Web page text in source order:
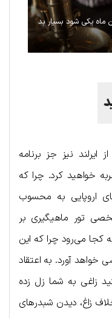
ماه یکی شود بسیار بد
ایرلند نیز جز برنامه
خواهید کرد. چرا که
اروپایی به محسوب
تور ماهیگیری بر
کجا می‌رود چرا که این
خواهد آورد. به اعتقاد
زاغی به شما زل زده
زاغ، دیدن شبدرهای